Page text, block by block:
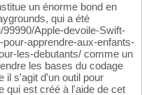
un énorme bond en
qui a été
Apple-devoile-Swift-
apprendre-aux-enfants-
les-debutants/ comme un
les bases du codage
il s'agit d'un outil pour
qui est créé à l'aide de cet